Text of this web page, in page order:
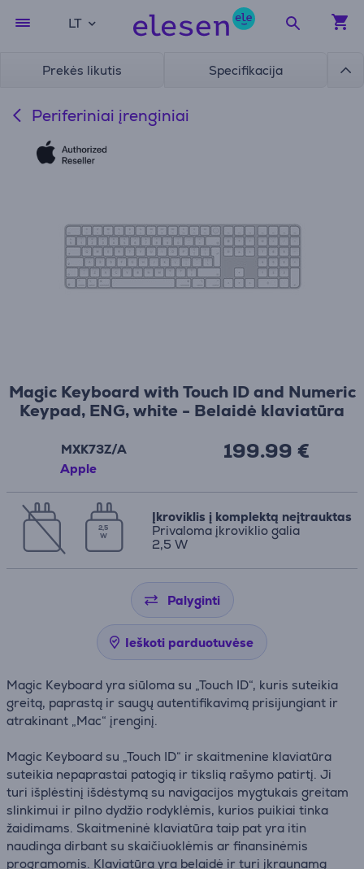
LT
Prekės likutis Specifikacija
Periferiniai įrenginiai
Magic Keyboard with Touch ID and Numeric
Keypad, ENG, white - Belaidė klaviatūra
MXK73Z/A
Apple
199.99 €
2,5
W
Įkroviklis į komplektą neįtrauktas
Privaloma įkroviklio galia
2,5 W
Palyginti
Ieškoti parduotuvėse
Magic Keyboard yra siūloma su „Touch ID“, kuris suteikia
greitą, paprastą ir saugų autentifikavimą prisijungiant ir
atrakinant „Mac“ įrenginį.
Magic Keyboard su „Touch ID“ ir skaitmenine klaviatūra
suteikia nepaprastai patogią ir tikslią rašymo patirtį. Ji
turi išplėstinį išdėstymą su navigacijos mygtukais greitam
slinkimui ir pilno dydžio rodyklėmis, kurios puikiai tinka
žaidimams. Skaitmeninė klaviatūra taip pat yra itin
naudinga dirbant su skaičiuoklėmis ar finansinėmis
programomis. Klaviatūra yra belaidė ir turi įkraunamą